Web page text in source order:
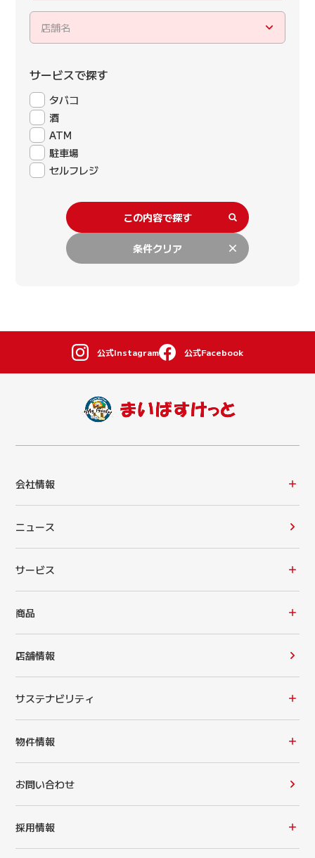
店舗名
サービスで探す
タバコ
酒
ATM
駐車場
セルフレジ
この内容で探す
条件クリア
公式Instagram 公式Facebook
会社情報
ニュース
サービス
商品
店舗情報
サステナビリティ
物件情報
お問い合わせ
採用情報